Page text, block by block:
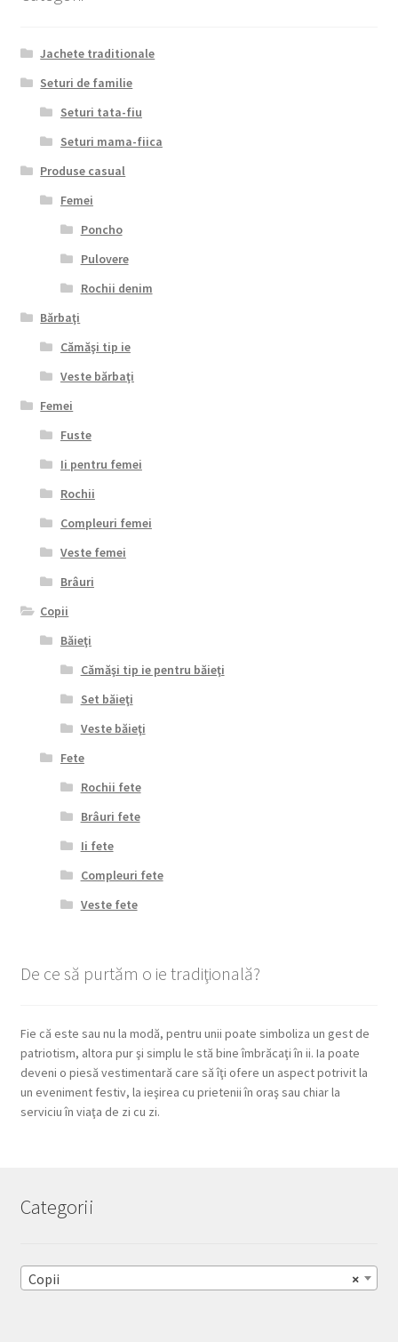
Jachete traditionale
Seturi de familie
Seturi tata-fiu
Seturi mama-fiica
Produse casual
Femei
Poncho
Pulovere
Rochii denim
Bărbaţi
Cămăşi tip ie
Veste bărbaţi
Femei
Fuste
Ii pentru femei
Rochii
Compleuri femei
Veste femei
Brâuri
Copii
Băieţi
Cămăşi tip ie pentru băieţi
Set băieţi
Veste băieţi
Fete
Rochii fete
Brâuri fete
Ii fete
Compleuri fete
Veste fete
De ce să purtăm o ie tradiţională?
Fie că este sau nu la modă, pentru unii poate simboliza un gest de
patriotism, altora pur şi simplu le stă bine îmbrăcaţi în ii. Ia poate
deveni o piesă vestimentară care să îţi ofere un aspect potrivit la
un eveniment festiv, la ieşirea cu prietenii în oraş sau chiar la
serviciu în viaţa de zi cu zi.
Categorii
×
Copii